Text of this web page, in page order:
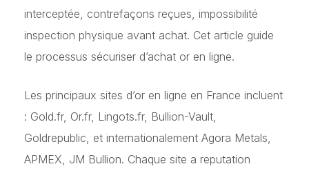
interceptée, contrefaçons reçues, impossibilité
inspection physique avant achat. Cet article guide
le processus sécuriser d’achat or en ligne.
Les principaux sites d’or en ligne en France incluent
: Gold.fr, Or.fr, Lingots.fr, Bullion-Vault,
Goldrepublic, et internationalement Agora Metals,
APMEX, JM Bullion. Chaque site a reputation